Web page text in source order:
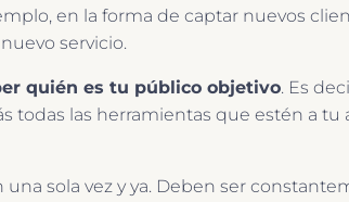
en la forma de captar nuevos
servicio.
quién es tu público objetivo. Es
todas las herramientas que estén a tu
sola vez y ya. Deben ser